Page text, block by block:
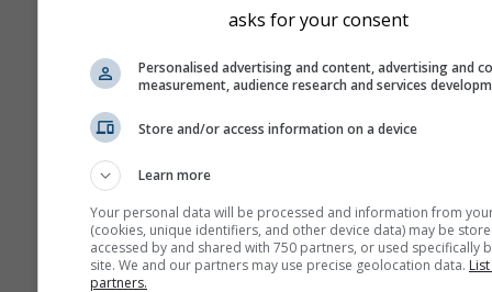
asks for your consent
Personalised advertising and content, advertising and
measurement, audience research and services
Store and/or access information on a device
Learn more
Your personal data will be processed and information from
(cookies, unique identifiers, and other device data) may be
accessed by and shared with 750 partners, or used specifically
site. We and our partners may use precise geolocation data.
partners.